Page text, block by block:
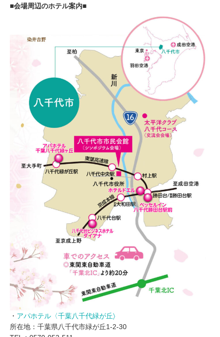
■会場周辺のホテル案内■
・ アパホテル〈千葉八千代緑が丘〉
所在地：千葉県八千代市緑が丘1-2-30